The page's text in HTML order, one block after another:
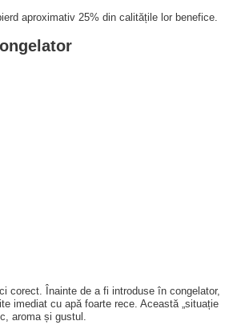
aproximativ 25% din calitățile lor benefice.
corect. Înainte de a fi introduse în congelator,
imediat cu apă foarte rece. Această „situație
aroma și gustul.